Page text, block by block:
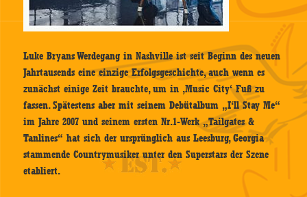
Luke Bryans Werdegang in Nashville ist seit Beginn des neuen
Jahrtausends eine einzige Erfolgsgeschichte, auch wenn es
zunächst einige Zeit brauchte, um in ‚Music City‘ Fuß zu
fassen. Spätestens aber mit seinem Debütalbum „I‘ll Stay Me“
im Jahre 2007 und seinem ersten Nr.1-Werk „Tailgates &
Tanlines“ hat sich der ursprünglich aus Leesburg, Georgia
stammende Countrymusiker unter den Superstars der Szene
etabliert.